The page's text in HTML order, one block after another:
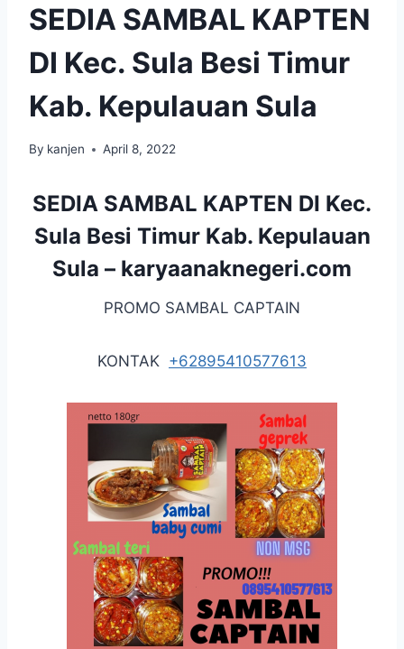
SEDIA SAMBAL KAPTEN
DI Kec. Sula Besi Timur
Kab. Kepulauan Sula
By kanjen April 8, 2022
SEDIA SAMBAL KAPTEN DI Kec.
Sula Besi Timur Kab. Kepulauan
Sula – karyaanaknegeri.com
PROMO SAMBAL CAPTAIN
KONTAK +62895410577613